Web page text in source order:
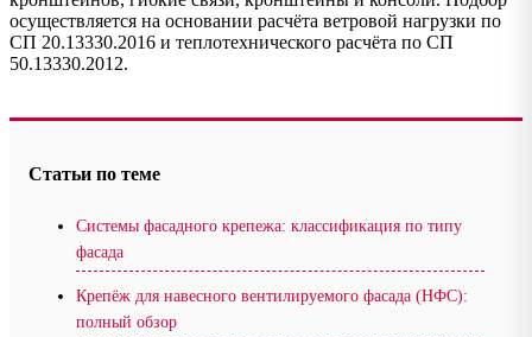
осуществляется на основании расчёта ветровой нагрузки по
СП 20.13330.2016 и теплотехнического расчёта по СП
50.13330.2012.
Статьи по теме
Системы фасадного крепежа: классификация по типу
фасада
Крепёж для навесного вентилируемого фасада (НФС):
полный обзор